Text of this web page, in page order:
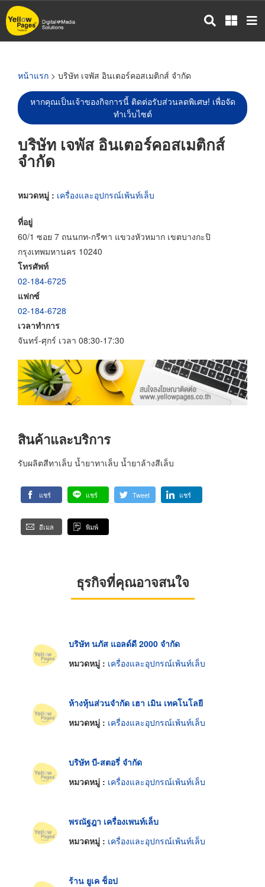
ข้าม
ไป
หน้าแรก > บริษัท เจพัส อินเตอร์คอสเมติกส์ จำกัด
หากคุณเป็นเจ้าของกิจการนี้ ติดต่อรับส่วนลดพิเศษ! เพื่อจัด
ทำเว็บไซต์
บริษัท เจพัส อินเตอร์คอสเมติกส์
จำกัด
หมวดหมู่ : เครื่องและอุปกรณ์เพ้นท์เล็บ
ที่อยู่
60/1 ซอย 7 ถนนกท-กรีฑา แขวงหัวหมาก เขตบางกะปิ
กรุงเทพมหานคร 10240
โทรศัพท์
02-184-6725
แฟกซ์
02-184-6728
เวลาทำการ
จันทร์-ศุกร์ เวลา 08:30-17:30
สินค้าและบริการ
รับผลิตสีทาเล็บ น้ำยาทาเล็บ น้ำยาล้างสีเล็บ
แชร์ แชร์ Tweet แชร์
อีเมล พิมพ์
ธุรกิจที่คุณอาจสนใจ
บริษัท นภัส แอลด์ดี 2000 จำกัด
หมวดหมู่ : เครื่องและอุปกรณ์เพ้นท์เล็บ
ห้างหุ้นส่วนจำกัด เฮา เมิน เทคโนโลยี
หมวดหมู่ : เครื่องและอุปกรณ์เพ้นท์เล็บ
บริษัท บี-สตอรี่ จำกัด
หมวดหมู่ : เครื่องและอุปกรณ์เพ้นท์เล็บ
พรณัฐฎา เครื่องเพนท์เล็บ
หมวดหมู่ : เครื่องและอุปกรณ์เพ้นท์เล็บ
ร้าน ยูเค ช็อป